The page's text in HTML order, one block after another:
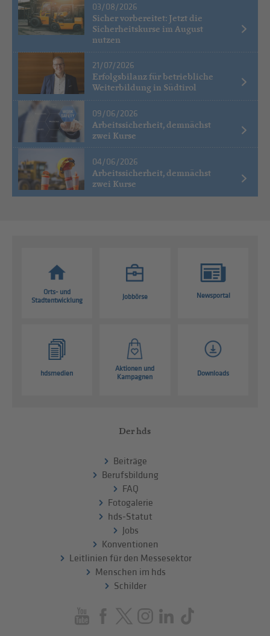
03/08/2026
Sicher vorbereitet: Jetzt die
Sicherheitskurse im August
nutzen
21/07/2026
Erfolgsbilanz für betriebliche
Weiterbildung in Südtirol
09/06/2026
Arbeitssicherheit, demnächst
zwei Kurse
04/06/2026
Arbeitssicherheit, demnächst
zwei Kurse
Orts- und
Stadtentwicklung
Jobbörse Newsportal
hdsmedien
Aktionen und
Kampagnen
Downloads
Der hds
Beiträge
Berufsbildung
FAQ
Fotogalerie
hds-Statut
Jobs
Konventionen
Leitlinien für den Messesektor
Menschen im hds
Schilder